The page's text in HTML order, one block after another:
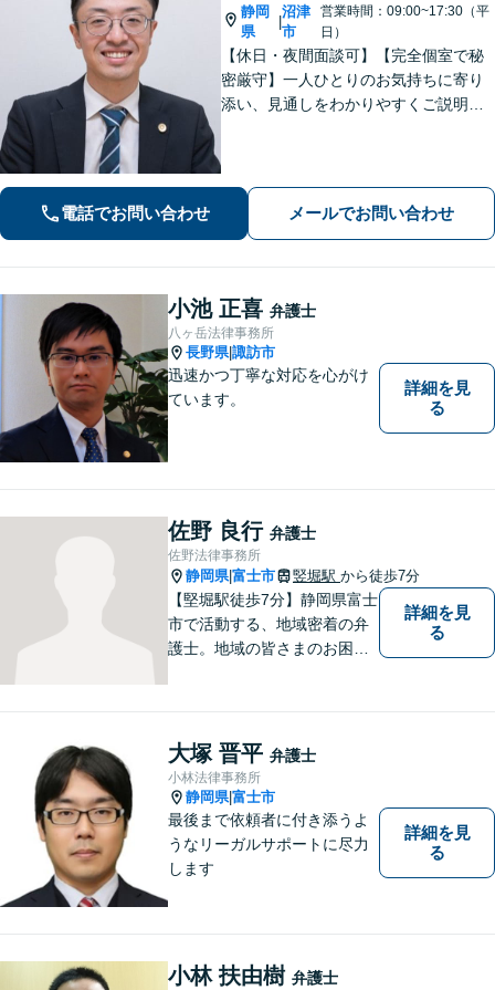
静岡
県
|
沼津
市
営業時間：09:00~17:30（平
日）
【休日・夜間面談可】【完全個室で秘
密厳守】一人ひとりのお気持ちに寄り
添い、見通しをわかりやすくご説明。
電話でお問い合わせ メールでお問い合わせ
小池 正喜 弁護士
八ヶ岳法律事務所
長野県|諏訪市
迅速かつ丁寧な対応を心がけ
ています。
詳細を見
る
佐野 良行 弁護士
佐野法律事務所
静岡県|富士市 竪堀駅 から徒歩7分
【堅堀駅徒歩7分】静岡県富士
市で活動する、地域密着の弁
護士。地域の皆さまのお困り
問題に対応可能です。お気軽
にご相談ください。
詳細を見
る
大塚 晋平 弁護士
小林法律事務所
静岡県|富士市
最後まで依頼者に付き添うよ
うなリーガルサポートに尽力
します
詳細を見
る
小林 扶由樹 弁護士